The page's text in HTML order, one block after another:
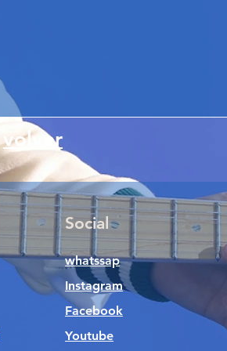
volver
Social
whatssap
Instagram
Facebook
Youtube